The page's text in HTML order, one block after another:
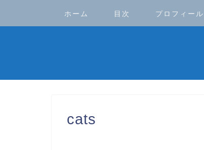
ホーム 目次 プロフィール
cats